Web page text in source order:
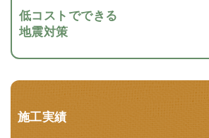
低コストでできる
地震対策
施工実績